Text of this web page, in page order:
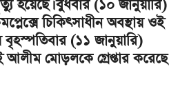
হয়েছে। বুধবার (১০ জানুয়ারি)
চিকিৎসাধীন অবস্থায় ওই
বৃহস্পতিবার (১১ জানুয়ারি)
আলীম মোড়লকে গ্রেপ্তার করেছে